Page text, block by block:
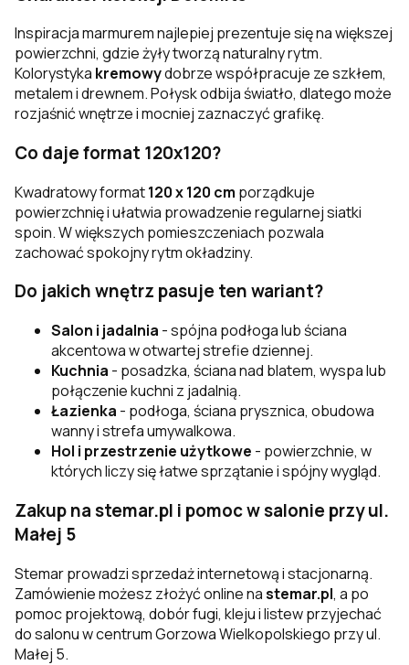
Inspiracja marmurem najlepiej prezentuje się na większej
powierzchni, gdzie żyły tworzą naturalny rytm.
Kolorystyka kremowydobrze współpracuje ze szkłem,
metalem i drewnem. Połysk odbija światło, dlatego może
rozjaśnić wnętrze i mocniej zaznaczyć grafikę.
Co daje format 120x120?
Kwadratowy format120 x 120 cm porządkuje
powierzchnię i ułatwia prowadzenie regularnej siatki
spoin. W większych pomieszczeniach pozwala
zachować spokojny rytm okładziny.
Do jakich wnętrz pasuje ten wariant?
Salon i jadalnia - spójna podłoga lub ściana
akcentowa w otwartej strefie dziennej.
Kuchnia - posadzka, ściana nad blatem, wyspa lub
połączenie kuchni z jadalnią.
Łazienka - podłoga, ściana prysznica, obudowa
wanny i strefa umywalkowa.
Hol i przestrzenie użytkowe - powierzchnie, w
których liczy się łatwe sprzątanie i spójny wygląd.
Zakup na stemar.pl i pomoc w salonie przy ul.
Małej 5
Stemar prowadzi sprzedaż internetową i stacjonarną.
Zamówienie możesz złożyć online nastemar.pl, a po
pomoc projektową, dobór fugi, kleju i listew przyjechać
do salonu w centrum Gorzowa Wielkopolskiego przy ul.
Małej 5.